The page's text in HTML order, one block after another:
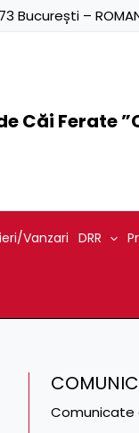
București –
Căi Ferate
Vanzari DRR
Comunicate